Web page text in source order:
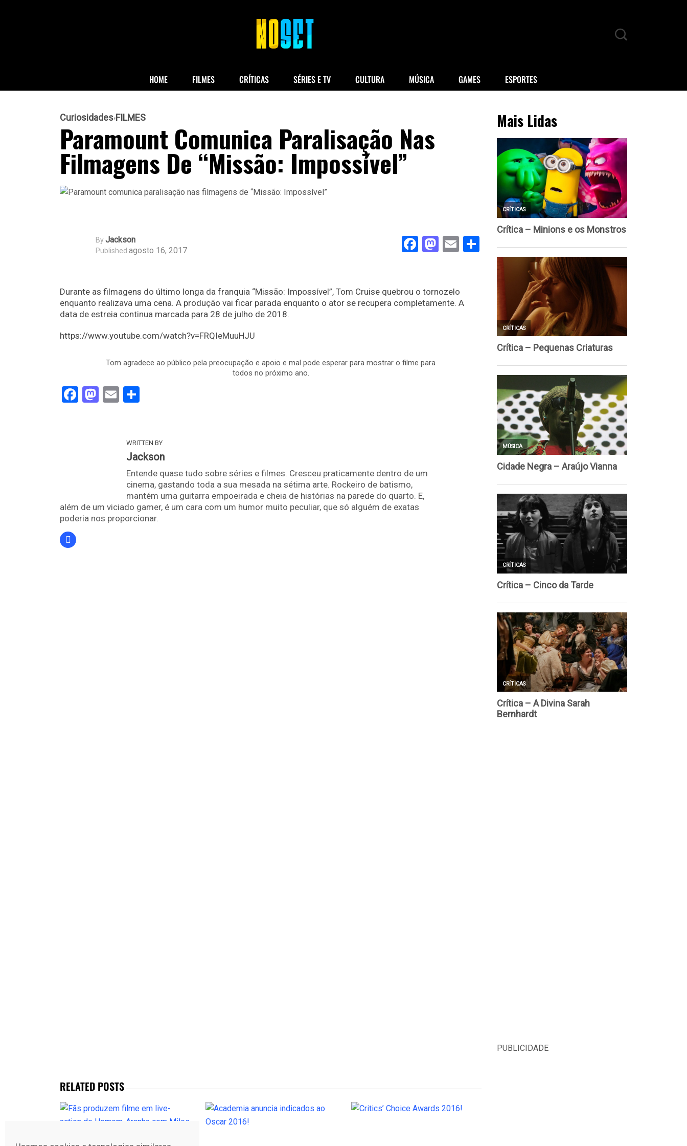
HOME FILMES CRÍTICAS SÉRIES E TV CULTURA MÚSICA GAMES ESPORTES
Curiosidades FILMES
Paramount Comunica Paralisação Nas
Filmagens De “Missão: Impossível”
ByJackson
Published agosto 16, 2017 Facebook
Mastodon
EmailShare
Durante as filmagens do último longa da franquia “Missão: Impossível”, Tom Cruise quebrou o tornozelo
enquanto realizava uma cena. A produção vai ficar parada enquanto o ator se recupera completamente. A
data de estreia continua marcada para 28 de julho de 2018.
https://www.youtube.com/watch?v=FRQIeMuuHJU
Tom agradece ao público pela preocupação e apoio e mal pode esperar para mostrar o filme para
todos no próximo ano.
Facebook
Mastodon
Email
WRITTEN BY
Jackson
Entende quase tudo sobre séries e filmes. Cresceu praticamente dentro de um
cinema, gastando toda a sua mesada na sétima arte. Rockeiro de batismo,
mantém uma guitarra empoeirada e cheia de histórias na parede do quarto. E,
além de um viciado gamer, é um cara com um humor muito peculiar, que só alguém de exatas
poderia nos proporcionar.
Mais Lidas
PUBLICIDADE
RELATED POSTS